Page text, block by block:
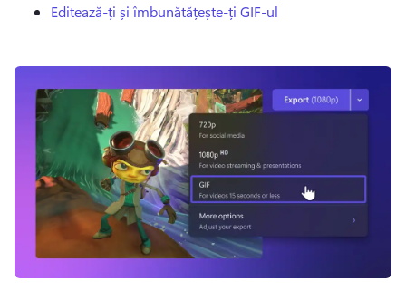
Editează-ți și îmbunătățește-ți GIF-ul